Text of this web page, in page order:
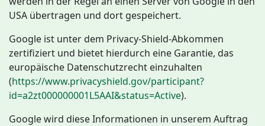
USA übertragen und dort gespeichert.
Google ist unter dem Privacy-Shield-Abkommen
zertifiziert und bietet hierdurch eine Garantie, das
europäische Datenschutzrecht einzuhalten
(https://www.privacyshield.gov/participant?
id=a2zt000000001L5AAI&status=Active).
Google wird diese Informationen in unserem Auftrag